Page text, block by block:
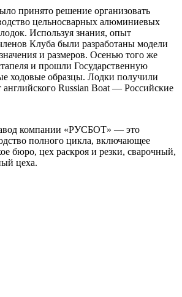
принято решение организовать
цельносварных алюминиевых
Используя знания, опыт
Клуба были разработаны модели
и размеров. Осенью того же
и прошли Государственную
ходовые образцы. Лодки получили
английского Russian Boat — Российские
компании «РУСБОТ» — это
полного цикла, включающее
бюро, цех раскроя и резки, сварочный,
цеха.